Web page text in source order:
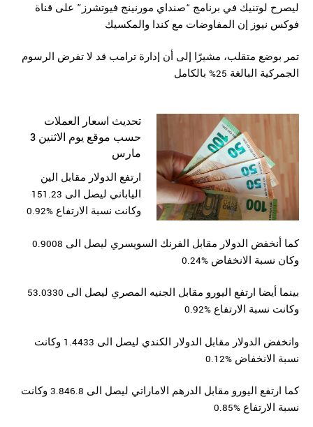
ليصرح لوتنيك في برنامج “صنداي مورنينج فيوتشرز” على قناة
فوكس نيوز إن المفاوضات مع كندا والمكسيك
تمر بوضع متقلب، مشيرًا إلى أن إدارة ترامب قد لا تفرض الرسوم
الجمركية البالغة 25% بالكامل
تحديث اسعار العملات
حسب موقع يوم الاثنين 3
مارس
ارتفع الدولار مقابل الين
الياباني ليصل الى 151.23
وكانت نسبة الارتفاع %0.92
كما أنخفض الدولار مقابل الفرنك السويسري ليصل الى 0.9008
وكان نسبة الانخفاض %0.24
بينما أيضا ارتفع اليورو مقابل الجنيه المصري ليصل الى 53.0330
وكانت نسبة الارتفاع %0.92
وانخفض الدولار مقابل الدولار الكندي ليصل الى 1.4433 وكانت
نسبة الانخفاض %0.12
كما ارتفع اليورو مقابل الدرهم الاماراتي ليصل الى 3.846.8 وكانت
نسبة الارتفاع %0.85